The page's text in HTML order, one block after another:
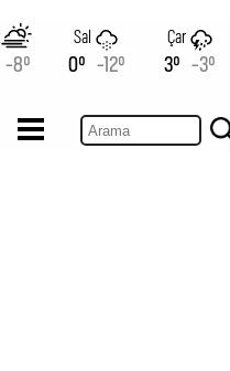
-8°
Sal
0° -12°
Çar
3° -3°